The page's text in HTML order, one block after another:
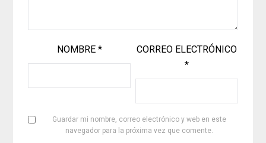
NOMBRE *
CORREO ELECTRÓNICO
*
Guardar mi nombre, correo electrónico y web en este
navegador para la próxima vez que comente.